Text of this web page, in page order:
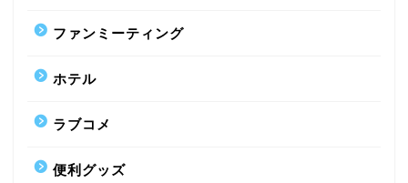
ファンミーティング
ホテル
ラブコメ
便利グッズ